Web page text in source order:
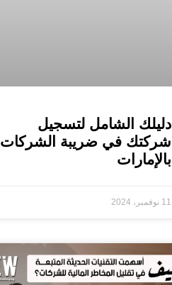
دليلك الشامل لتسجيل
شركتك في ضريبة الشركات
بالإمارات
11 نوفمبر، 2024